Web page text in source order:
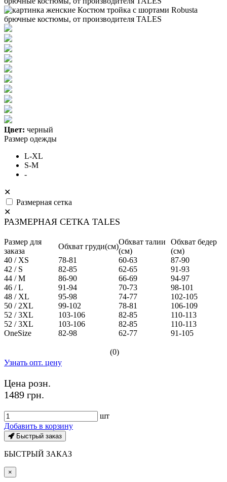
Цвет: черный
Размер одежды
L-XL
S-M
-
✕
Размерная сетка
✕
РАЗМЕРНАЯ СЕТКА TALES
Размер для
заказа
Обхват груди(см)
Обхват талии
(см)
Обхват бедер
(см)
40 / XS
78-81 60-63
87-90
42 / S
82-85 62-65
91-93
44 / M
86-90 66-69
94-97
46 / L
91-94 70-73
98-101
48 / XL
95-98 74-77
102-105
50 / 2XL
99-102 78-81
106-109
52 / 3XL
103-106 82-85
110-113
52 / 3XL
103-106 82-85
110-113
OneSize
82-98 62-77 91-105
(0)
Узнать опт. цену
Цена розн.
1489 грн.
шт
Добавить в корзину
Быстрый заказ
БЫСТРЫЙ ЗАКАЗ
×